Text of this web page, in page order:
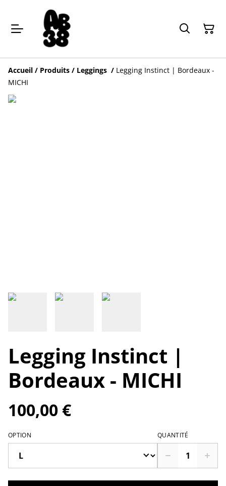
Accueil / Produits / Leggings / Legging Instinct | Bordeaux -
MICHI
Legging Instinct |
Bordeaux - MICHI
100,00 €
OPTION QUANTITÉ